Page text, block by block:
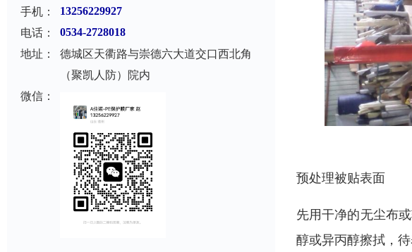
手机：
13256229927
电话： 0534-2728018
地址：
德城区天衢路与崇德六大道交口西北角
（聚凯人防）院内
微信：
预处理被贴表面
先用干净的无尘布
醇或异丙醇擦拭，